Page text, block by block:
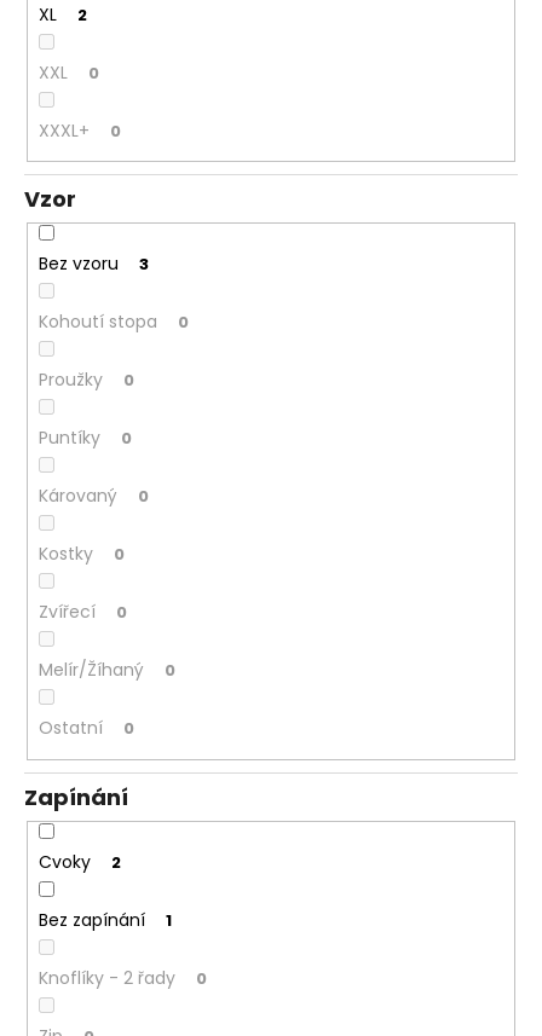
XL 2
XXL 0
XXXL+ 0
Vzor
Bez vzoru 3
Kohoutí stopa 0
Proužky 0
Puntíky 0
Károvaný 0
Kostky 0
Zvířecí 0
Melír/Žíhaný 0
Ostatní 0
Zapínání
Cvoky 2
Bez zapínání 1
Knoflíky - 2 řady 0